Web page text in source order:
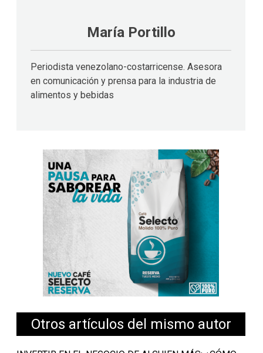
María Portillo
Periodista venezolano-costarricense. Asesora
en comunicación y prensa para la industria de
alimentos y bebidas
Otros artículos del mismo autor